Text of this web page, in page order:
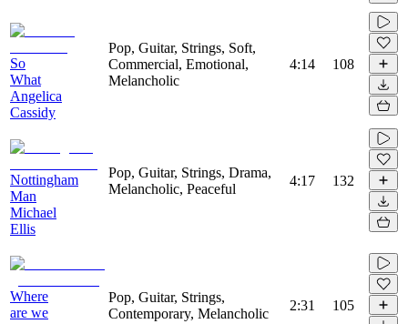
So
What
Angelica
Cassidy
Pop, Guitar, Strings, Soft,
Commercial, Emotional,
Melancholic
4:14 108
Nottingham
Man
Michael
Ellis
Pop, Guitar, Strings, Drama,
Melancholic, Peaceful
4:17 132
Where
are we
Pop, Guitar, Strings,
Contemporary, Melancholic
2:31 105